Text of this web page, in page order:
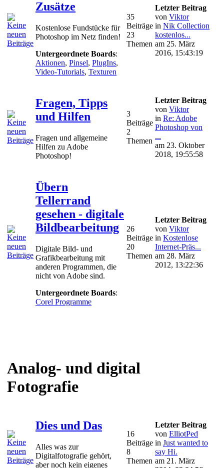
Zusätze
Kostenlose Fundstücke für
Photoshop im Netz finden!
Untergeordnete Boards:
Aktionen, Pinsel, PlugIns,
Video-Tutorials, Texturen
35
Beiträge
23
Themen
Letzter Beitrag
von Viktor
in Nik Collection
kostenlos...
am 25. März
2016, 15:43:19
Fragen, Tipps
und Hilfen
Fragen und allgemeine
Hilfen zu Adobe
Photoshop!
3
Beiträge
2
Themen
Letzter Beitrag
von Viktor
in Re: Adobe
Photoshop von
...
am 23. Oktober
2018, 19:55:58
Übern
Tellerrand
gesehen - digitale
Bildbearbeitung
Digitale Bild- und
Grafikbearbeitung mit
anderen Programmen, die
nicht von Adobe sind.
Untergeordnete Boards:
Corel Programme
26
Beiträge
20
Themen
Letzter Beitrag
von Viktor
in Kostenlose
Internet-Präs...
am 28. März
2012, 13:22:36
Analog- und digital
Fotografie
Dies und Das
Alles was zur
Digitalfotografie gehört,
aber noch kein eigenes
16
Beiträge
8
Themen
Letzter Beitrag
von ElliotPed
in Just wanted to
say Hi.
am 21. März